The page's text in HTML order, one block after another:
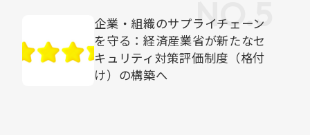
企業・組織のサプライチェーン
を守る：経済産業省が新たなセ
キュリティ対策評価制度（格付
け）の構築へ